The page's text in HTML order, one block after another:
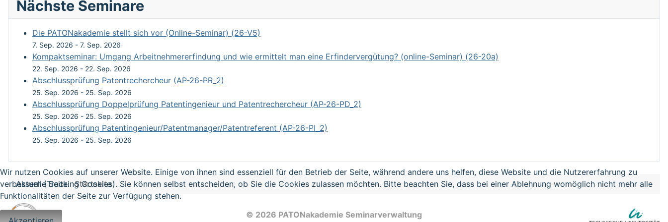
Nächste Seminare
Die PATONakademie stellt sich vor (Online-Seminar) (26-V5)
7. Sep. 2026 - 7. Sep. 2026
Kompaktseminar: Umgang Arbeitnehmererfindung und wie ermittelt man eine Erfindervergütung? (online-Seminar) (26-20a)
22. Sep. 2026 - 22. Sep. 2026
Abschlussprüfung Patentrechercheur (AP-26-PR_2)
25. Sep. 2026 - 25. Sep. 2026
Abschlussprüfung Doppelprüfung Patentingenieur und Patentrechercheur (AP-26-PD_2)
25. Sep. 2026 - 25. Sep. 2026
Abschlussprüfung Patentingenieur/Patentmanager/Patentreferent (AP-26-PI_2)
25. Sep. 2026 - 25. Sep. 2026
Aktuelle Seite:Startseite
© 2026 PATONakademie Seminarverwaltung
Wir nutzen Cookies auf unserer Website. Einige von ihnen sind essenziell für den Betrieb der Seite, während andere uns helfen, diese Website und die Nutzererfahrung zu
verbessern (Tracking Cookies). Sie können selbst entscheiden, ob Sie die Cookies zulassen möchten. Bitte beachten Sie, dass bei einer Ablehnung womöglich nicht mehr alle
Funktionalitäten der Seite zur Verfügung stehen.